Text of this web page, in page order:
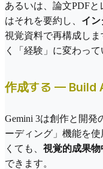
あるいは、論文PDF
はそれを要約し、 イン
視覚資料で再構成し
く「経験」に変わって
作成する — Build
Gemini 3は創作と開発
ーディング」機能を
くても、 視覚的成果物
できます。